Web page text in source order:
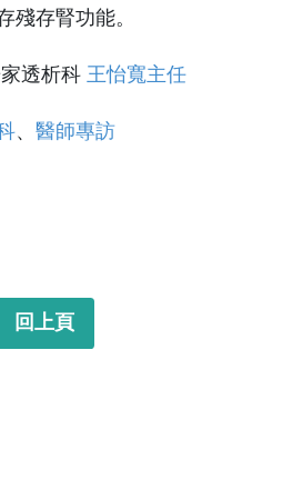
殘存腎功能。
透析科 王怡寬主任
、 醫師專訪
回上頁